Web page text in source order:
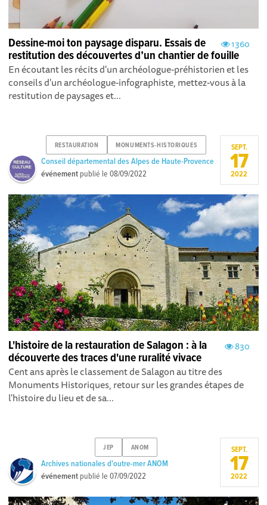
1360
Dessine-moi ton paysage disparu. Essais de
restitution des découvertes d’un chantier de fouille
En écoutant les récits d'un archéologue-préhistorien et les
conseils d'un archéologue-infographiste, mettez-vous à la
restitution de paysages et...
RESTAURATION MONUMENTS-HISTORIQUES
Conseil départemental des Alpes de Haute-Provence
événement publié le08/09/2022
SEPT.
17
2022
830
L'histoire de la restauration de Salagon : à la
découverte des traces d'une ruralité vivace
Cent ans après le classement de Salagon au titre des
Monuments Historiques, retour sur les grandes étapes de
l'histoire du lieu et de sa...
JEP ANOM
Archives nationales d'outre-mer ANOM
événement publié le07/09/2022
SEPT.
17
2022